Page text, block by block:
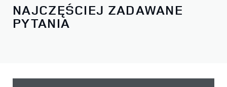
NAJCZĘŚCIEJ ZADAWANE
PYTANIA